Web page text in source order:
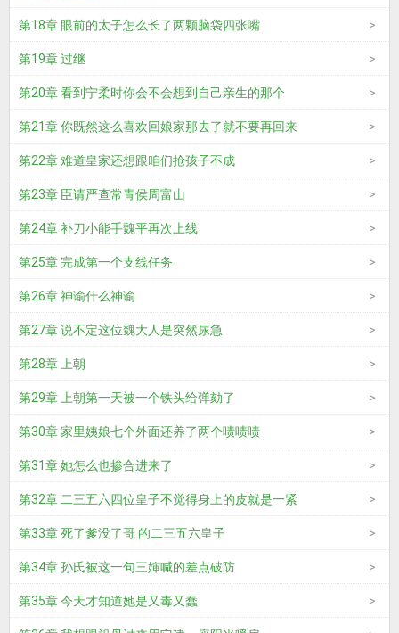
第18章 眼前的太子怎么长了两颗脑袋四张嘴
第19章 过继
第20章 看到宁柔时你会不会想到自己亲生的那个
第21章 你既然这么喜欢回娘家那去了就不要再回来
第22章 难道皇家还想跟咱们抢孩子不成
第23章 臣请严查常青侯周富山
第24章 补刀小能手魏平再次上线
第25章 完成第一个支线任务
第26章 神谕什么神谕
第27章 说不定这位魏大人是突然尿急
第28章 上朝
第29章 上朝第一天被一个铁头给弹劾了
第30章 家里姨娘七个外面还养了两个啧啧啧
第31章 她怎么也掺合进来了
第32章 二三五六四位皇子不觉得身上的皮就是一紧
第33章 死了爹没了哥 的二三五六皇子
第34章 孙氏被这一句三婶喊的差点破防
第35章 今天才知道她是又毒又蠢